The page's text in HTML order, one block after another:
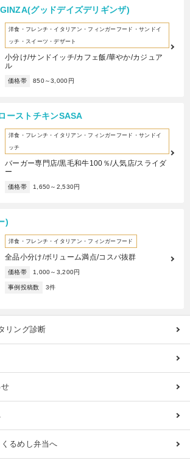
グッドデイズデリギンザ)
洋食・フレンチ・イタリアン・フィンガーフード・サンドイ
ッチ・スイーツ・デザート
小分け/サンドイッチ/カフェ飯/華やか/カジュア
ル
価格帯 850～3,000円
ーストチキンSASA
洋食・フレンチ・イタリアン・フィンガーフード・サンドイ
ッチ
バーガー専門店/黒毛和牛100％/人気店/スライダ
ー
価格帯 1,650～2,530円
)
洋食・フレンチ・イタリアン・フィンガーフード
全品小分け/ボリューム満点/コスパ抜群
価格帯 1,000～3,200円
事例投稿数 3件
リング診断
るめし弁当へ